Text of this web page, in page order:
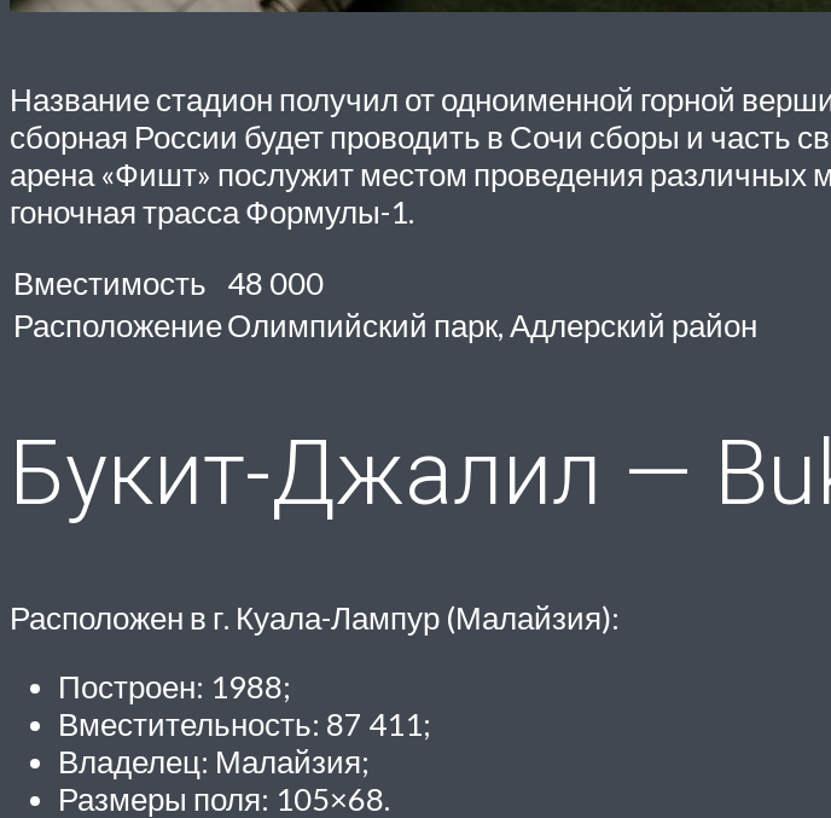
Название стадион получил от одноименной горной
сборная России будет проводить в Сочи сборы и часть
арена «Фишт» послужит местом проведения различных
гоночная трасса Формулы-1.
Вместимость
48 000
РасположениеОлимпийский парк, Адлерский район
Букит-Джалил —
Расположен в г. Куала-Лампур (Малайзия):
Построен: 1988;
Вместительность: 87 411;
Владелец: Малайзия;
Размеры поля: 105×68.